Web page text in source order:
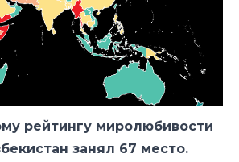
рейтингу миролюбивости
занял 67 место.